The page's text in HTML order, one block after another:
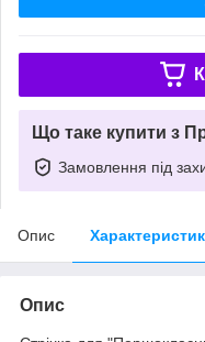
Що таке купити з
Замовлення під
Опис
Опис